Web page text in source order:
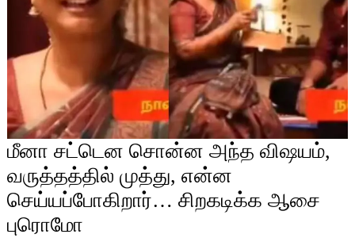
மீனா சட்டென சொன்ன அந்த விஷயம்,
வருத்தத்தில் முத்து, என்ன
செய்யப்போகிறார்… சிறகடிக்க ஆசை
புரொமோ